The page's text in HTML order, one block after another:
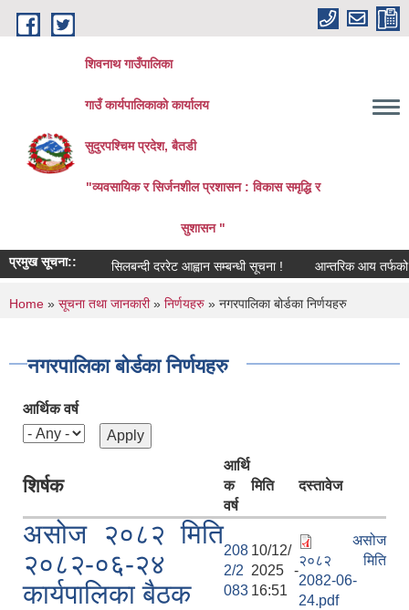
Skip to main content
शिवनाथ गाउँपालिका
गाउँ कार्यपालिकाकाे कार्यालय
सुदुरपश्चिम प्रदेश, बैतडी
"व्यवसायिक र सिर्जनशील प्रशासन : विकास समृद्धि र
सुशासन "
प्रमुख सूचना:: सिलबन्दी दररेट आह्वान सम्बन्धी सूचना ! आन्तरिक आय तर्फको
You are here
Home » सूचना तथा जानकारी» निर्णयहरु » नगरपालिका बोर्डका निर्णयहरु
नगरपालिका बोर्डका निर्णयहरु
आर्थिक वर्ष
शिर्षक
आर्थि
क
वर्ष
मिति दस्तावेज
असोज २०८२ मिति
२०८२-०६-२४
कार्यपालिका बैठक
208
2/2
083
10/12/
2025 -
16:51
असोज
२०८२ मिति
2082-06-
24.pdf